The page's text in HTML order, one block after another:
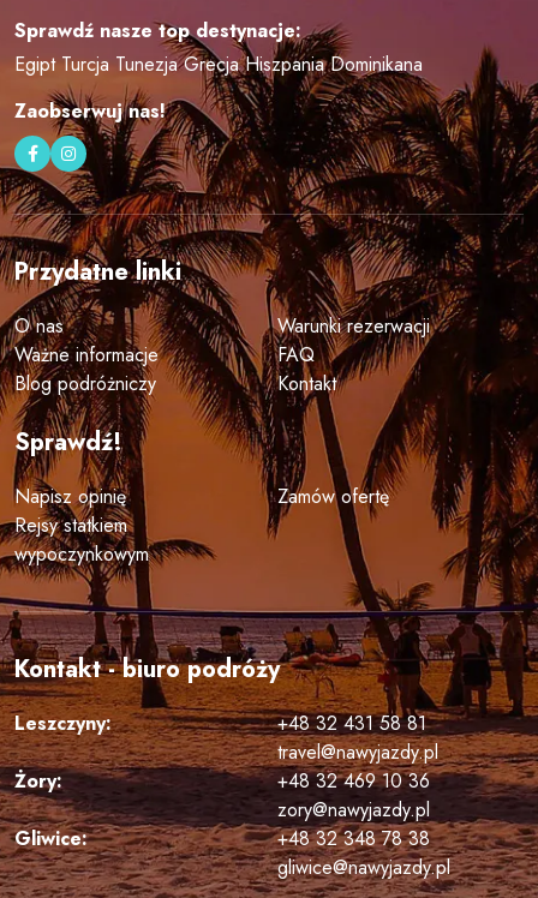
Sprawdź nasze top destynacje:
Egipt Turcja Tunezja Grecja Hiszpania Dominikana
Zaobserwuj nas!
Przydatne linki
O nas
Warunki rezerwacji
Ważne informacje
FAQ
Blog podróżniczy
Kontakt
Sprawdź!
Napisz opinię
Zamów ofertę
Rejsy statkiem
wypoczynkowym
Kontakt - biuro podróży
Leszczyny:
+48 32 431 58 81
travel@nawyjazdy.pl
Żory:
+48 32 469 10 36
zory@nawyjazdy.pl
Gliwice:
+48 32 348 78 38
gliwice@nawyjazdy.pl